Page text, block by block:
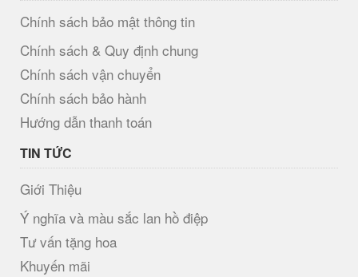
Chính sách bảo mật thông tin
Chính sách & Quy định chung
Chính sách vận chuyển
Chính sách bảo hành
Hướng dẫn thanh toán
TIN TỨC
Giới Thiệu
Ý nghĩa và màu sắc lan hồ điệp
Tư vấn tặng hoa
Khuyến mãi